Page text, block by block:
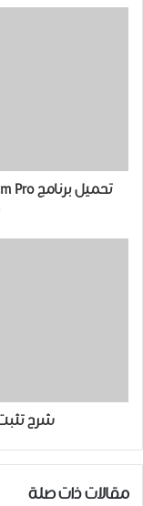
شرح تثبت
مقالات ذات صلة